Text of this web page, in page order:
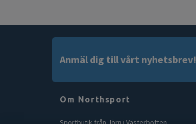
Anmäl dig till vårt nyhetsbrev!
Om Northsport
Sportbutik från Jörn i Västerbotten,